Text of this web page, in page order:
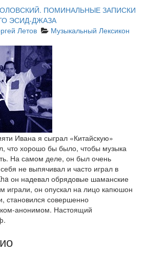
ПОМИНАЛЬНЫЕ ЗАПИСКИ
ЭСИД-ДЖАЗА
Летов
Музыкальный Лексикон
Ивана я сыграл «Китайскую»
что хорошо бы было, чтобы музыка
На самом деле, он был очень
не выпячивал и часто играл в
он надевал обрядовые шаманские
играли, он опускал на лицо капюшон
становился совершенно
анонимом. Настоящий